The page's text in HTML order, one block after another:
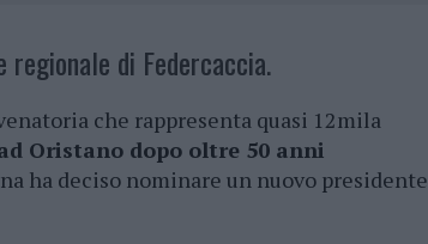
di Federcaccia.
che rappresenta quasi 12mila
Oristano dopo oltre 50 anni
ha deciso nominare un nuovo presidente